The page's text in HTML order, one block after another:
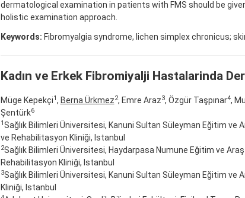
dermatological examination in patients with FMS should be
holistic examination approach.
Keywords: Fibromyalgia syndrome, lichen simplex chronicus;
Kadın ve Erkek Fibromiyalji Hastalarinda
Müge Kepekçi1, Berna Ürkmez2, Emre Araz3, Özgür Taşpınar4,
Şentürk6
1Sağlık Bilimleri Üniversitesi, Kanuni Sultan Süleyman Eğitim ve
ve Rehabilitasyon Kliniği, Istanbul
2Sağlık Bilimleri Üniversitesi, Haydarpasa Numune Eğitim ve
Rehabilitasyon Kliniği, Istanbul
3Sağlık Bilimleri Üniversitesi, Kanuni Sultan Süleyman Eğitim ve
Kliniği, Istanbul